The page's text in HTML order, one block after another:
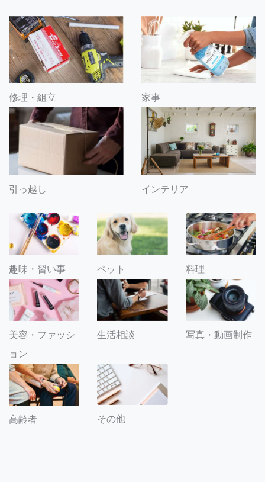
修理・組立 家事
引っ越し インテリア
趣味・習い事 ペット 料理
美容・ファッシ
ョン
生活相談 写真・動画制作
高齢者 その他